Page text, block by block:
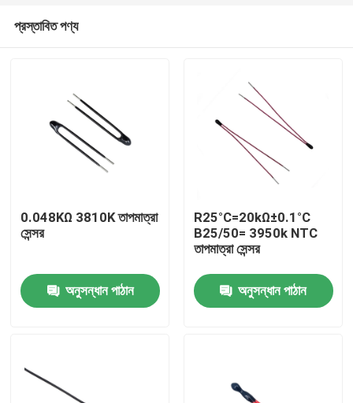
VR প্রদর্শন
প্রস্তাবিত পণ্য
0.048KΩ 3810K তাপমাত্রা
সেন্সর
অনুসন্ধান পাঠান
R25°C=20kΩ±0.1°C
B25/50= 3950k NTC
তাপমাত্রা সেন্সর
অনুসন্ধান পাঠান